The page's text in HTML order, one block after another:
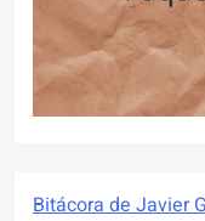
Bitácora de Javier